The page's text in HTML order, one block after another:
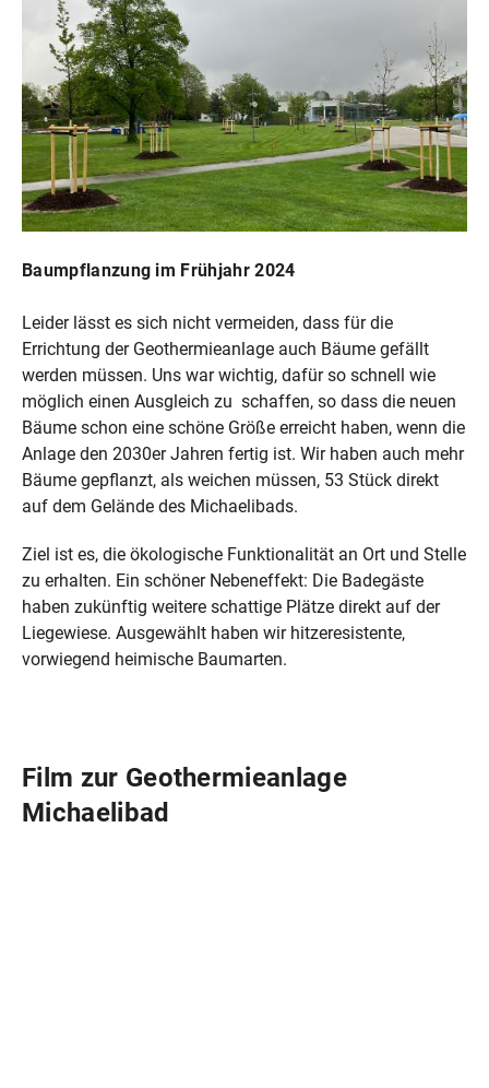
Baumpflanzung im Frühjahr 2024
Leider lässt es sich nicht vermeiden, dass für die
Errichtung der Geothermieanlage auch Bäume gefällt
werden müssen. Uns war wichtig, dafür so schnell wie
möglich einen Ausgleich zu schaffen, so dass die neuen
Bäume schon eine schöne Größe erreicht haben, wenn die
Anlage den 2030er Jahren fertig ist. Wir haben auch mehr
Bäume gepflanzt, als weichen müssen, 53 Stück direkt
auf dem Gelände des Michaelibads.
Ziel ist es, die ökologische Funktionalität an Ort und Stelle
zu erhalten. Ein schöner Nebeneffekt: Die Badegäste
haben zukünftig weitere schattige Plätze direkt auf der
Liegewiese. Ausgewählt haben wir hitzeresistente,
vorwiegend heimische Baumarten.
Film zur Geothermieanlage
Michaelibad